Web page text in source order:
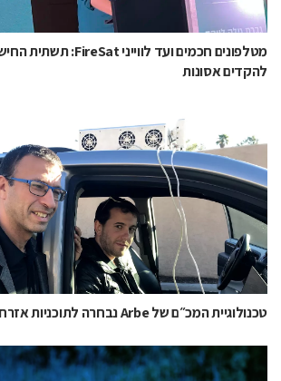
להקדים אסונות
טכנולוגיית המכ״ם של Arbe נבחרה לתוכניות אזרחיות וביטחוניות